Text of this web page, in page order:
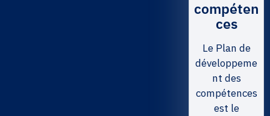
compéten
ces
Le Plan de
développeme
nt des
compétences
est le